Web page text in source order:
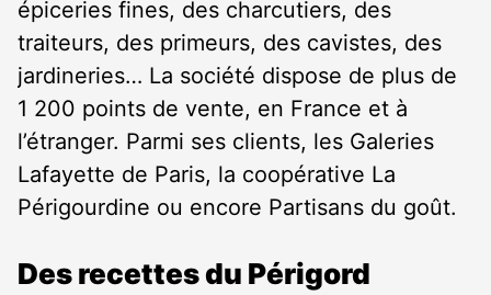
épiceries fines, des charcutiers, des
traiteurs, des primeurs, des cavistes, des
jardineries… La société dispose de plus de
1 200 points de vente, en France et à
l’étranger. Parmi ses clients, les Galeries
Lafayette de Paris, la coopérative La
Périgourdine ou encore Partisans du goût.
Des recettes du Périgord